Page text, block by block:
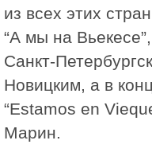
из всеx этих
“А мы на
Санкт-
Новицким, а в
“Estamos en
Марин.